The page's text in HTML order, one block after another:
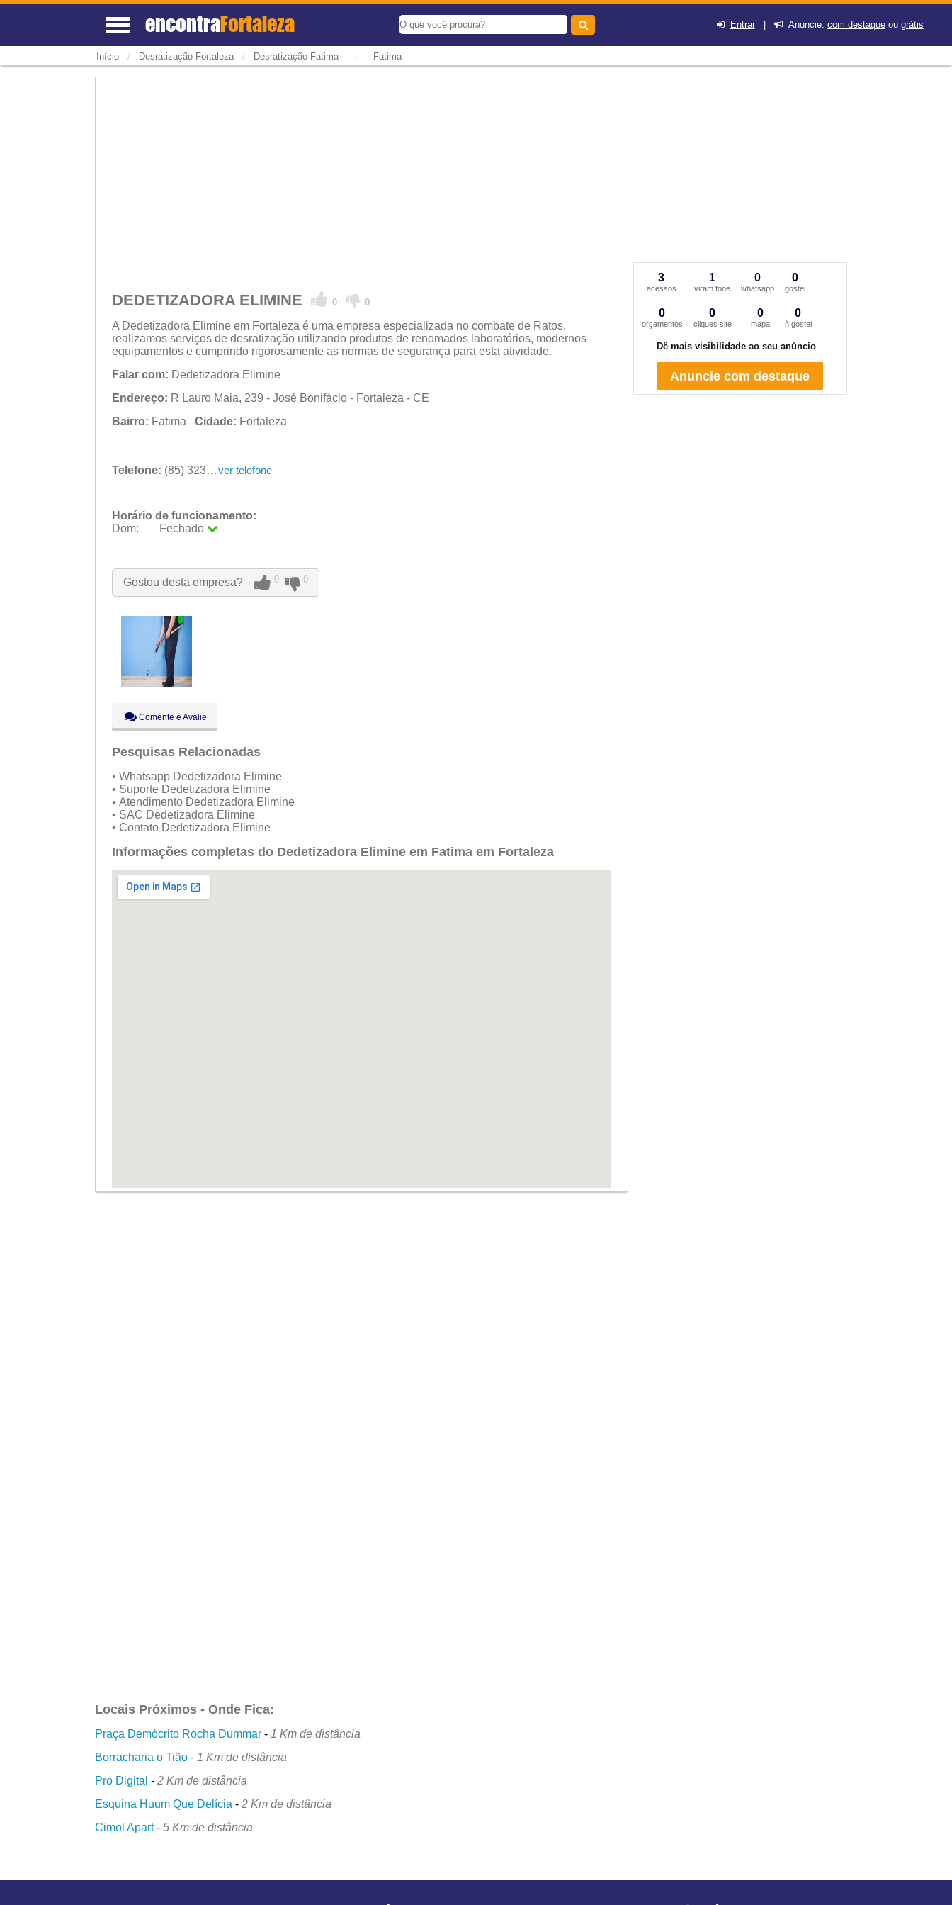
encontraFortaleza Entrar| Anuncie: com destaqueou grátis
Início / Desratização Fortaleza / Desratização Fatima- Fatima
DEDETIZADORA ELIMINE 0 0
A Dedetizadora Elimine em Fortaleza é uma empresa especializada no combate de Ratos,
realizamos serviços de desratização utilizando produtos de renomados laboratórios, modernos
equipamentos e cumprindo rigorosamente as normas de segurança para esta atividade.
Falar com: Dedetizadora Elimine
Endereço: R Lauro Maia, 239 - José Bonifácio - Fortaleza - CE
Bairro: Fatima Cidade: Fortaleza
Telefone: (85) 3231-8209 ver telefone
Horário de funcionamento:
Dom:
Fechado
Qua:
09:00 - 18:00
Qui:
09:00 - 18:00
Sáb:
Fechado
Fechado
Gostou desta empresa? 0 0
Comente e Avalie
Pesquisas Relacionadas
• Whatsapp Dedetizadora Elimine
• Suporte Dedetizadora Elimine
• Atendimento Dedetizadora Elimine
• SAC Dedetizadora Elimine
• Contato Dedetizadora Elimine
Informações completas do Dedetizadora Elimine em Fatima em Fortaleza
Locais Próximos - Onde Fica:
Praça Demócrito Rocha Dummar - 1 Km de distância
Borracharia o Tião - 1 Km de distância
Pro Digital -2 Km de distância
Esquina Huum Que Delícia -2 Km de distância
Cimol Apart-5 Km de distância
3
acessos
1
viram fone
0
whatsapp
0
gostei
0
orçamentos
0
cliques site
0
mapa
0
ñ gostei
Dê mais visibilidade ao seu anúncio
Anuncie com destaque